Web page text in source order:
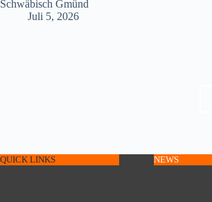
Schwäbisch Gmünd
Juli 5, 2026
QUICK LINKS NEWS